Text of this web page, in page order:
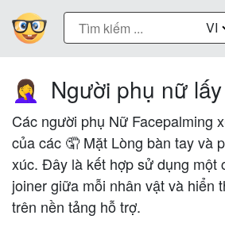
VI
🤦‍♀️ Người phụ nữ
Các người phụ Nữ Facepalming
của các 🤦 Mặt Lòng bàn tay và
xúc. Đây là kết hợp sử dụng một
joiner giữa mỗi nhân vật và hiển
trên nền tảng hỗ trợ.